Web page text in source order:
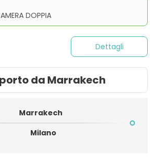
DOPPIA
Dettagli
da Marrakech
Marrakech
Milano